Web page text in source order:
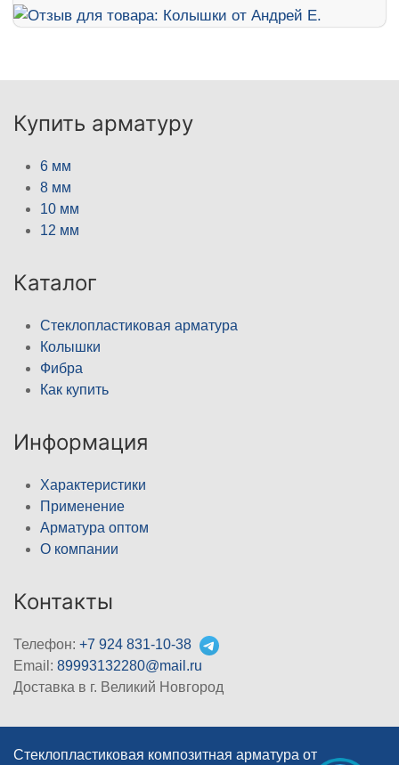
Купить арматуру
6 мм
8 мм
10 мм
12 мм
Каталог
Стеклопластиковая арматура
Колышки
Фибра
Как купить
Информация
Характеристики
Применение
Арматура оптом
О компании
Контакты
Телефон: +7 924 831-10-38
Email: 89993132280@mail.ru
Доставка в г. Великий Новгород
Стеклопластиковая композитная арматура от